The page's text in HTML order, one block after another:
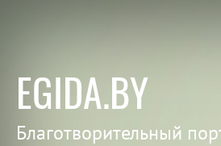
EGIDA.BY
Благотворительный